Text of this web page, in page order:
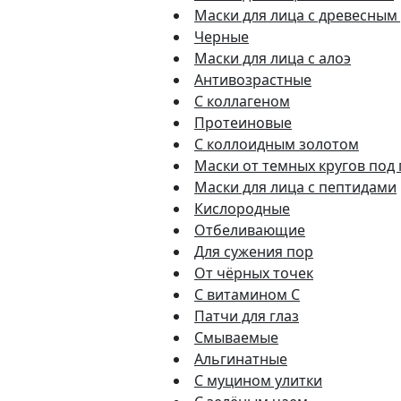
Маски для лица с древесным
Черные
Маски для лица с алоэ
Антивозрастные
С коллагеном
Протеиновые
С коллоидным золотом
Маски от темных кругов под
Маски для лица с пептидами
Кислородные
Отбеливающие
Для сужения пор
От чёрных точек
С витамином C
Патчи для глаз
Смываемые
Альгинатные
С муцином улитки